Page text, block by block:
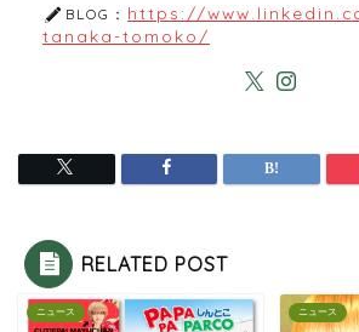
BLOG： https://
tanaka-tomoko/
RELATED POST
ニュース ニュース